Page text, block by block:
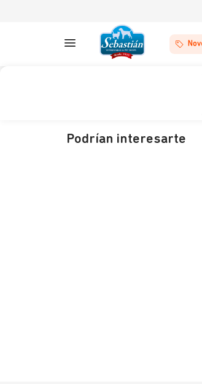
Podrían interesarte